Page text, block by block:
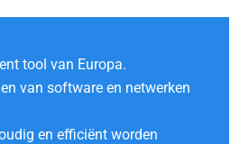
tool van Europa.
van software en netwerken
en efficiënt worden